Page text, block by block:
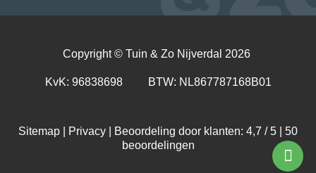
Copyright © Tuin & Zo Nijverdal 2026
KvK: 96838698 BTW: NL867787168B01
Sitemap Privacy | Beoordeling door klanten: 4,7 / 5 | 50
beoordelingen